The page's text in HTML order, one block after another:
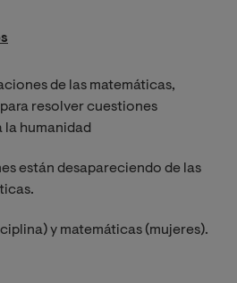
de las matemáticas,
resolver cuestiones
la humanidad
están desapareciendo de las
y matemáticas (mujeres).